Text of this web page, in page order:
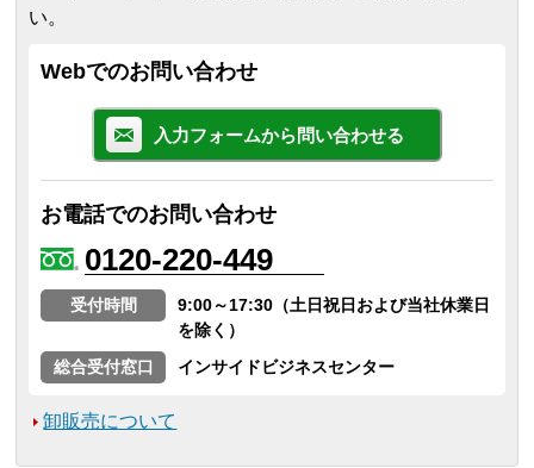
い。
Webでのお問い合わせ
入力フォームから問い合わせる
お電話でのお問い合わせ
0120-220-449
受付時間
9:00～17:30（土日祝日および当社休業日
を除く）
総合受付窓口
インサイドビジネスセンター
卸販売について